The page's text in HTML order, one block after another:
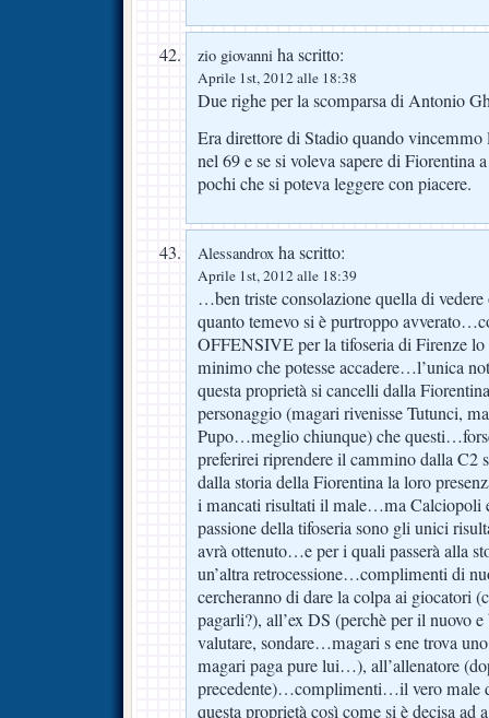
zio giovanni ha scritto:
Aprile 1st, 2012 alle 18:38
Due righe per la scomparsa di Antonio
Era direttore di Stadio quando vincemmo
nel 69 e se si voleva sapere di Fiorentina
pochi che si poteva leggere con piacere.
Alessandrox ha scritto:
Aprile 1st, 2012 alle 18:39
…ben triste consolazione quella di
quanto temevo si è purtroppo
OFFENSIVE per la tifoseria di Firenze lo
minimo che potesse accadere…l’unica
questa proprietà si cancelli dalla
personaggio (magari rivenisse Tutunci,
Pupo…meglio chiunque) che
preferirei riprendere il cammino dalla C2
dalla storia della Fiorentina la loro
i mancati risultati il male…ma Calciopoli
passione della tifoseria sono gli unici
avrà ottenuto…e per i quali passerà alla
un’altra retrocessione…complimenti di
cercheranno di dare la colpa ai giocatori
pagarli?), all’ex DS (perchè per il nuovo e
valutare, sondare…magari s ene trova
magari paga pure lui…), all’allenatore
precedente)…complimenti…il vero male
questa proprietà così come si è decisa